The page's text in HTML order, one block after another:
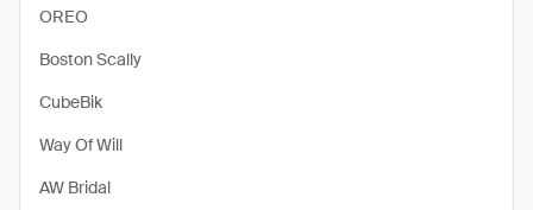
OREO
Boston Scally
CubeBik
Way Of Will
AW Bridal